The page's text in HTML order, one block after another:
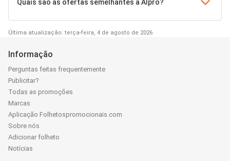
Quais são as ofertas semelhantes a Alpro?
Última atualização: terça-feira, 4 de agosto de 2026
Informação
Perguntas feitas frequentemente
Publicitar?
Todas as promoções
Marcas
Aplicação Folhetospromocionais.com
Sobre nós
Adicionar folheto
Notícias